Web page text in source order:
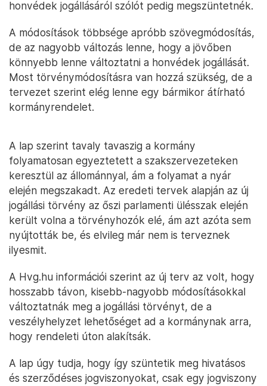
honvédek jogállásáról szólót pedig megszüntetnék.
A módosítások többsége apróbb szövegmódosítás,
de az nagyobb változás lenne, hogy a jövőben
könnyebb lenne változtatni a honvédek jogállását.
Most törvénymódosításra van hozzá szükség, de a
tervezet szerint elég lenne egy bármikor átírható
kormányrendelet.
A lap szerint tavaly tavaszig a kormány
folyamatosan egyeztetett a szakszervezeteken
keresztül az állománnyal, ám a folyamat a nyár
elején megszakadt. Az eredeti tervek alapján az új
jogállási törvény az őszi parlamenti ülésszak elején
került volna a törvényhozók elé, ám azt azóta sem
nyújtották be, és elvileg már nem is terveznek
ilyesmit.
A Hvg.hu információi szerint az új terv az volt, hogy
hosszabb távon, kisebb-nagyobb módosításokkal
változtatnák meg a jogállási törvényt, de a
veszélyhelyzet lehetőséget ad a kormánynak arra,
hogy rendeleti úton alakítsák.
A lap úgy tudja, hogy így szüntetik meg hivatásos
és szerződéses jogviszonyokat, csak egy jogviszony